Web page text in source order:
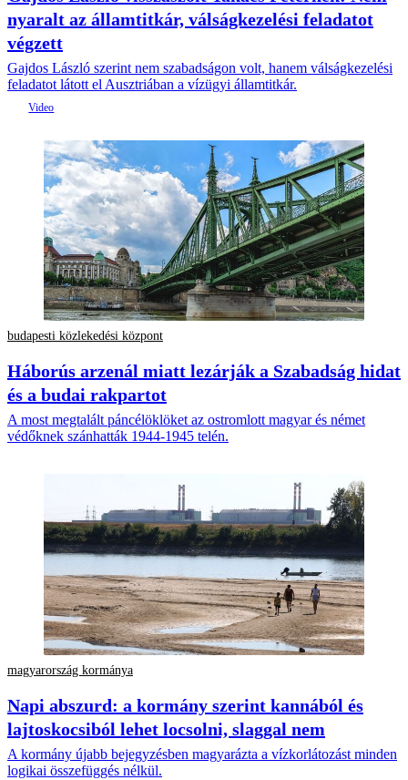
nyaralt az államtitkár, válságkezelési feladatot
végzett
Gajdos László szerint nem szabadságon volt, hanem válságkezelési
feladatot látott el Ausztriában a vízügyi államtitkár.
budapesti közlekedési központ
Háborús arzenál miatt lezárják a Szabadság hidat
és a budai rakpartot
A most megtalált páncélöklöket az ostromlott magyar és német
védőknek szánhatták 1944-1945 telén.
magyarország kormánya
Napi abszurd: a kormány szerint kannából és
lajtoskocsiból lehet locsolni, slaggal nem
A kormány újabb bejegyzésben magyarázta a vízkorlátozást minden
logikai összefüggés nélkül.